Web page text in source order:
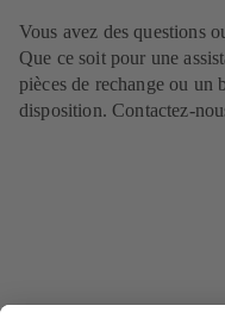
Vous avez des questions
Que ce soit pour une
pièces de rechange ou un
disposition. Contactez-